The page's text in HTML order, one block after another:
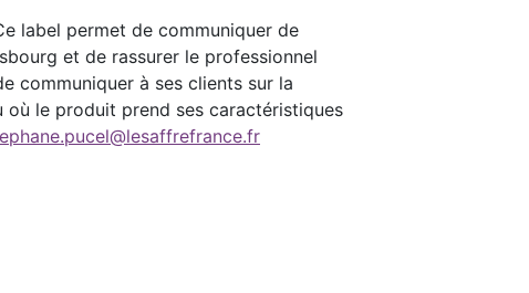
label permet de communiquer de
et de rassurer le professionnel
communiquer à ses clients sur la
le produit prend ses caractéristiques